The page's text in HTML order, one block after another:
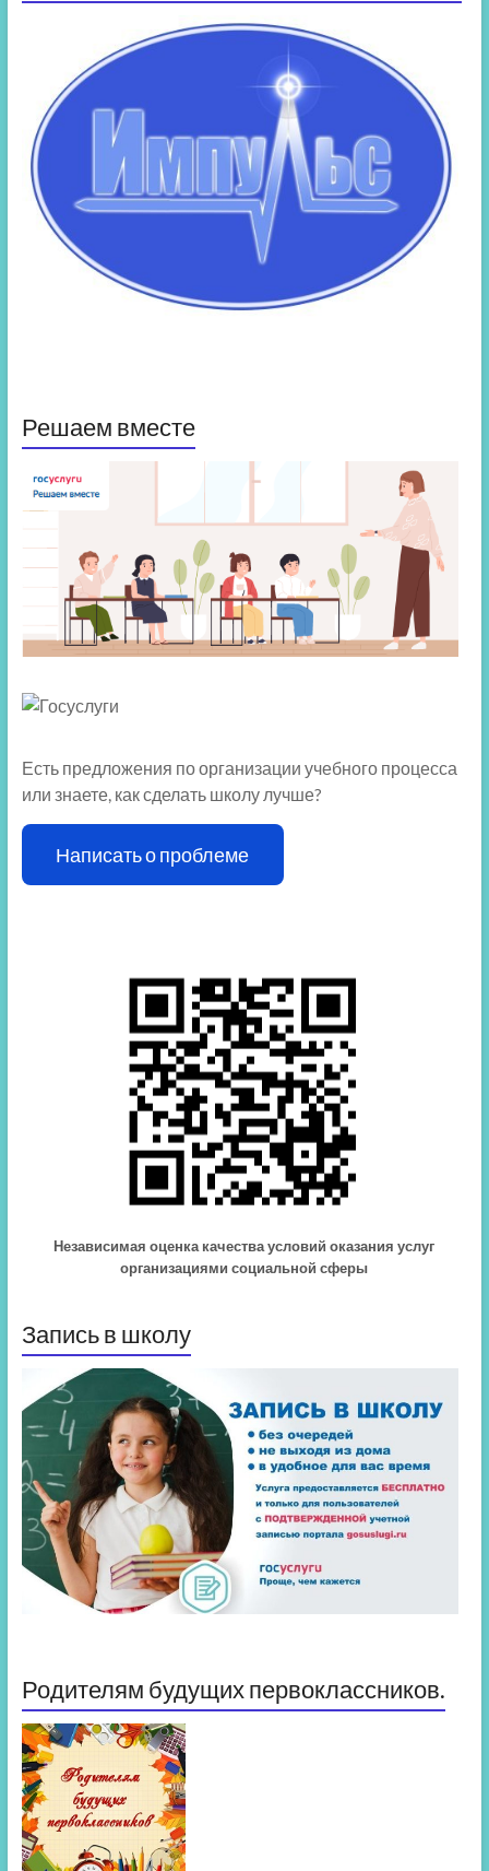
Решаем вместе
Есть предложения по организации учебного процесса
или знаете, как сделать школу лучше?
Написать о проблеме
Независимая оценка качества условий оказания услуг
организациями социальной сферы
Запись в школу
Родителям будущих первоклассников.